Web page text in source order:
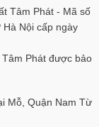
Tâm Phát - Mã số
Nội cấp ngày
Phát được bảo
Mỗ, Quận Nam Từ